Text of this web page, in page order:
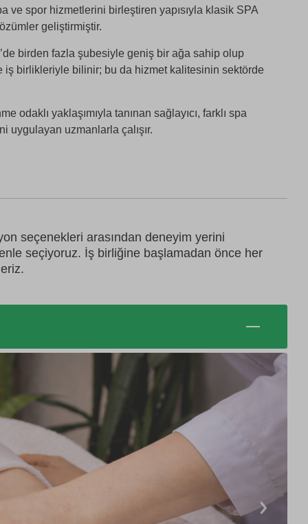
ve spor hizmetlerini birleştiren yapısıyla klasik SPA
geliştirmiştir.
birden fazla şubesiyle geniş bir ağa sahip olup
iş birlikleriyle bilinir; bu da hizmet kalitesinin sektörde
odaklı yaklaşımıyla tanınan sağlayıcı, farklı spa
uygulayan uzmanlarla çalışır.
seçenekleri arasından deneyim yerini
seçiyoruz. İş birliğine başlamadan önce her